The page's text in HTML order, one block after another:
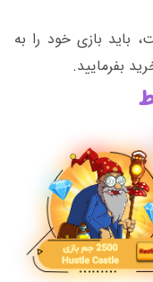
باید بازی خود را به
بفرمایید.